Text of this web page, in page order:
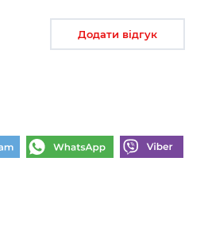
Додати відгук